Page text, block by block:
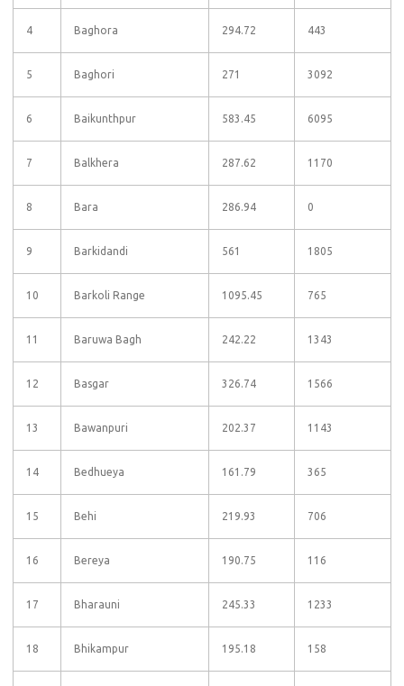
4 Baghora 294.72 443
5 Baghori 271 3092
6 Baikunthpur 583.45 6095
7 Balkhera 287.62 1170
8 Bara 286.94 0
9 Barkidandi 561 1805
10 Barkoli Range 1095.45 765
11 Baruwa Bagh 242.22 1343
12 Basgar 326.74 1566
13 Bawanpuri 202.37 1143
14 Bedhueya 161.79 365
15 Behi 219.93 706
16 Bereya 190.75 116
17 Bharauni 245.33 1233
18 Bhikampur 195.18 158